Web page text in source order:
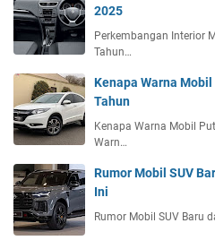
2025
Perkembangan Interior
Tahun…
Kenapa Warna
Tahun
Kenapa Warna Mobil
Warn…
Rumor Mobil SUV
Ini
Rumor Mobil SUV Baru